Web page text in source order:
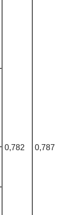
0,782 0,787